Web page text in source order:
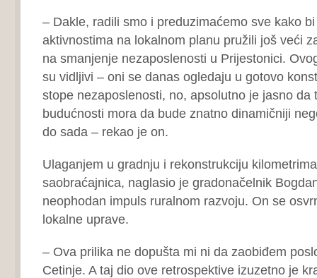
– Dakle, radili smo i preduzimaćemo sve kako
aktivnostima na lokalnom planu pružili još veći
na smanjenje nezaposlenosti u Prijestonici.
su vidljivi – oni se danas ogledaju u gotovo
stope nezaposlenosti, no, apsolutno je jasno da
budućnosti mora da bude znatno dinamičniji
do sada – rekao je on.
Ulaganjem u gradnju i rekonstrukciju
saobraćajnica, naglasio je gradonačelnik
neophodan impuls ruralnom razvoju. On se
lokalne uprave.
– Ova prilika ne dopušta mi ni da zaobiđem
Cetinje. A taj dio ove retrospektive izuzetno je